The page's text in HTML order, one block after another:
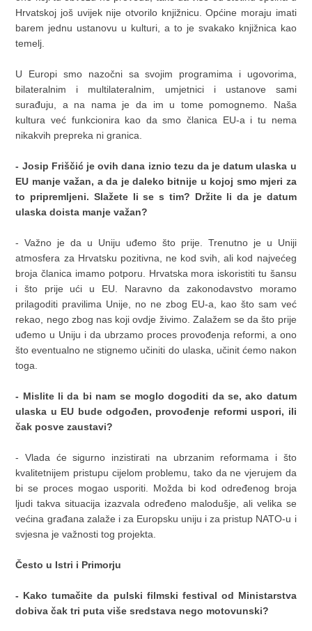
Hrvatskoj još uvijek nije otvorilo knjižnicu. Općine moraju imati
barem jednu ustanovu u kulturi, a to je svakako knjižnica kao
temelj.
U Europi smo nazočni sa svojim programima i ugovorima,
bilateralnim i multilateralnim, umjetnici i ustanove sami
surađuju, a na nama je da im u tome pomognemo. Naša
kultura već funkcionira kao da smo članica EU-a i tu nema
nikakvih prepreka ni granica.
- Josip Friščić je ovih dana iznio tezu da je datum ulaska u
EU manje važan, a da je daleko bitnije u kojoj smo mjeri za
to pripremljeni. Slažete Ii se s tim? Držite li da je datum
ulaska doista manje važan?
- Važno je da u Uniju uđemo što prije. Trenutno je u Uniji
atmosfera za Hrvatsku pozitivna, ne kod svih, ali kod najvećeg
broja članica imamo potporu. Hrvatska mora iskoristiti tu šansu
i što prije ući u EU. Naravno da zakonodavstvo moramo
prilagoditi pravilima Unije, no ne zbog EU-a, kao što sam već
rekao, nego zbog nas koji ovdje živimo. Zalažem se da što prije
uđemo u Uniju i da ubrzamo proces provođenja reformi, a ono
što eventualno ne stignemo učiniti do ulaska, učinit ćemo nakon
toga.
- Mislite li da bi nam se moglo dogoditi da se, ako datum
ulaska u EU bude odgođen, provođenje reformi uspori, iIi
čak posve zaustavi?
- Vlada će sigurno inzistirati na ubrzanim reformama i što
kvalitetnijem pristupu cijelom problemu, tako da ne vjerujem da
bi se proces mogao usporiti. Možda bi kod određenog broja
ljudi takva situacija izazvala određeno malodušje, ali velika se
većina građana zalaže i za Europsku uniju i za pristup NATO-u i
svjesna je važnosti tog projekta.
Često u Istri i Primorju
- Kako tumačite da pulski filmski festival od Ministarstva
dobiva čak tri puta više sredstava nego motovunski?